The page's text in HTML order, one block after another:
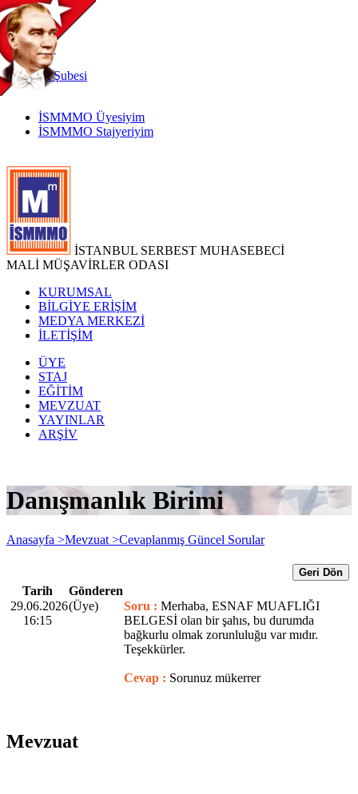
TR
|
EN
İnternetŞubesi
İSMMMO Üyesiyim
İSMMMO Stajyeriyim
İSTANBUL SERBEST MUHASEBECİ
MALİ MÜŞAVİRLER ODASI
KURUMSAL
BİLGİYE ERİŞİM
MEDYA MERKEZİ
İLETİŞİM
ÜYE
STAJ
EĞİTİM
MEVZUAT
YAYINLAR
ARŞİV
Danışmanlık Birimi
Anasayfa >Mevzuat >Cevaplanmış Güncel Sorular
Geri Dön
Tarih
Gönderen
29.06.2026
16:15
(Üye) Soru : Merhaba, ESNAF MUAFLIĞI
BELGESİ olan bir şahıs, bu durumda
bağkurlu olmak zorunluluğu var mıdır.
Teşekkürler.
Cevap : Sorunuz mükerrer
Mevzuat